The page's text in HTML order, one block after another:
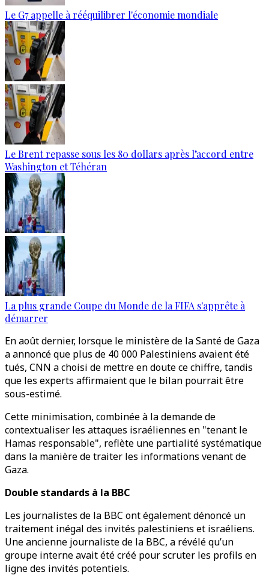
Le G7 appelle à rééquilibrer l'économie mondiale
Le Brent repasse sous les 80 dollars après l’accord entre
Washington et Téhéran
La plus grande Coupe du Monde de la FIFA s'apprête à
démarrer
En août dernier, lorsque le ministère de la Santé de Gaza
a annoncé que plus de 40 000 Palestiniens avaient été
tués, CNN a choisi de mettre en doute ce chiffre, tandis
que les experts affirmaient que le bilan pourrait être
sous-estimé.
Cette minimisation, combinée à la demande de
contextualiser les attaques israéliennes en "tenant le
Hamas responsable", reflète une partialité systématique
dans la manière de traiter les informations venant de
Gaza.
Double standards à la BBC
Les journalistes de la BBC ont également dénoncé un
traitement inégal des invités palestiniens et israéliens.
Une ancienne journaliste de la BBC, a révélé qu’un
groupe interne avait été créé pour scruter les profils en
ligne des invités potentiels.